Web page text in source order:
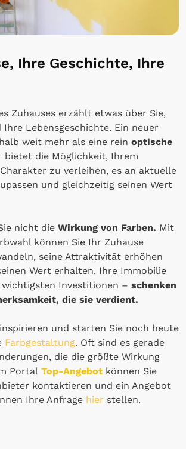
Ihre Geschichte, Ihre
Zuhauses erzählt etwas über Sie,
Ihre Lebensgeschichte. Ein neuer
weit mehr als eine rein optische
bietet die Möglichkeit, Ihrem
zu verleihen, es an aktuelle
und gleichzeitig seinen Wert
nicht die Wirkung von Farben. Mit
können Sie Ihr Zuhause
seine Attraktivität erhöhen
Wert erhalten. Ihre Immobilie
Investitionen – schenken
die sie verdient.
und starten Sie noch heute
Farbgestaltung. Oft sind es gerade
die die größte Wirkung
Portal Top-Angebot können Sie
kontaktieren und ein Angebot
Ihre Anfrage hier stellen.